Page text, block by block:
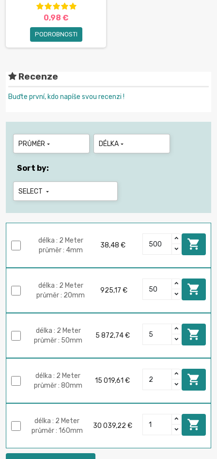
0,98 €
PODROBNOSTI
Recenze
Buďte první, kdo napíše svou recenzi !
PRŮMĚR  DÉLKA 
Sort by:
SELECT 
délka : 2 Meter
průměr : 4mm
38,48 € 
délka : 2 Meter
průměr : 20mm
925,17 € 
délka : 2 Meter
průměr : 50mm
5 872,74 € 
délka : 2 Meter
průměr : 80mm
15 019,61 € 
délka : 2 Meter
průměr : 160mm
30 039,22 € 